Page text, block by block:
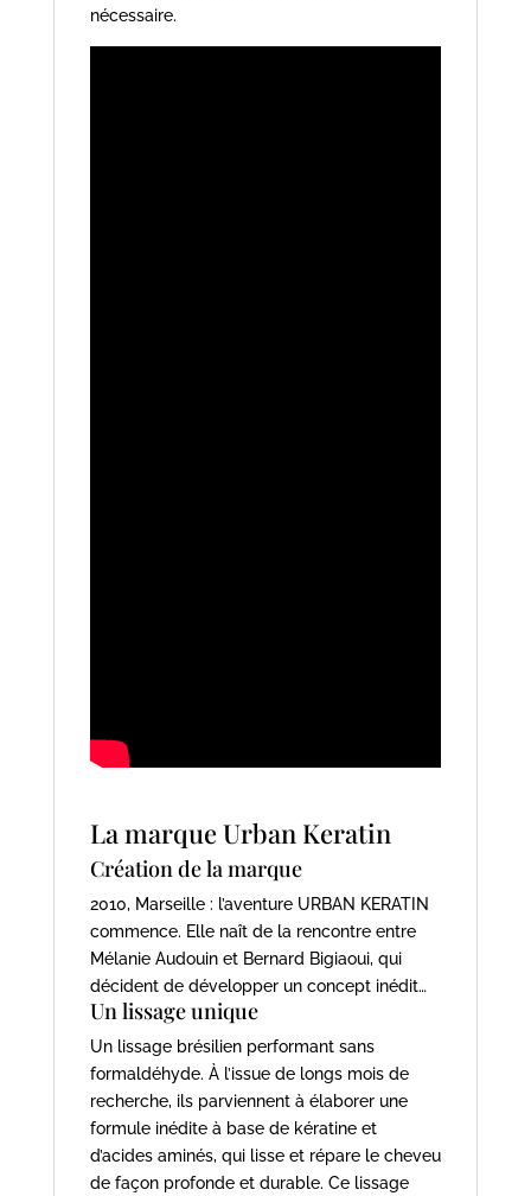
nécessaire.
La marque Urban Keratin
Création de la marque
2010, Marseille : l’aventure URBAN KERATIN
commence. Elle naît de la rencontre entre
Mélanie Audouin et Bernard Bigiaoui, qui
décident de développer un concept inédit…
Un lissage unique
Un lissage brésilien performant sans
formaldéhyde. À l’issue de longs mois de
recherche, ils parviennent à élaborer une
formule inédite à base de kératine et
d’acides aminés, qui lisse et répare le cheveu
de façon profonde et durable. Ce lissage